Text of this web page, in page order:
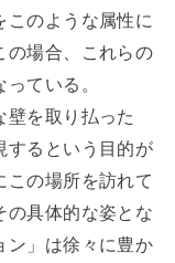
このような属性に
の場合、これらの
ている。
壁を取り払った
するという目的が
この場所を訪れて
の具体的な姿とな
ン」は徐々に豊か